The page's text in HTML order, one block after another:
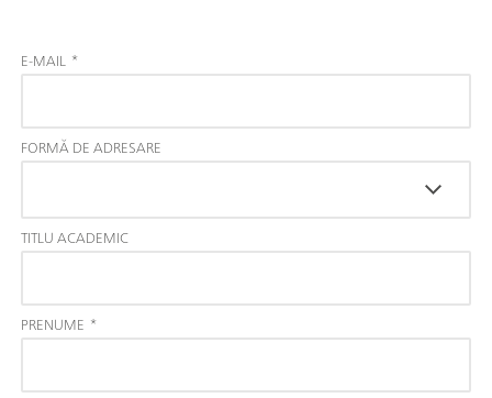
E-MAIL *
FORMĂ DE ADRESARE
TITLU ACADEMIC
PRENUME *